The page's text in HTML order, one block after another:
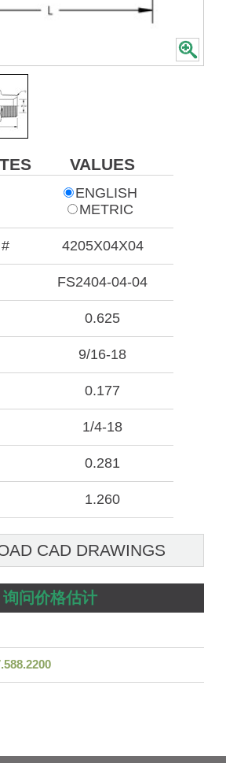
VALUES
ENGLISH
METRIC
4205X04X04
FS2404-04-04
0.625
9/16-18
0.177
1/4-18
0.281
1.260
CAD DRAWINGS
询问价格估计